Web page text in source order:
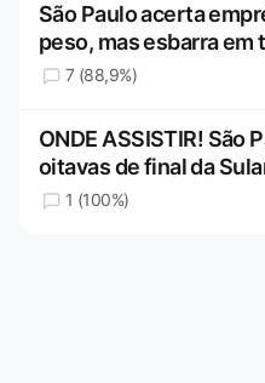
São Paulo acerta
peso, mas esbarra em
7 (88,9%)
ONDE ASSISTIR! São
oitavas de final da
1 (100%)